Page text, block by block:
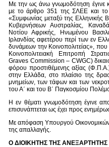
Με την ως άνω γνωμοδότηση έγινε
με το άρθρο 351 της ΣΛΕΕ και
«Συμφωνίας μεταξύ της Ελληνικής
Κυβερνήσεων Αυστραλίας,
Νοτίου Αφρικής, Ηνωμένου
Ιρλανδίας αφετέρου περί των εν
δυνάμεων την Κοινοπολιτείας»,
Κοινοπολιτειακή Επιτροπή
Graves Commission – CWGC)
φόρου προστιθέμενης αξίας
στην Ελλάδα, στο πλαίσιο της
μνημείων, των τάφων και των
του Α΄ και του Β΄ Παγκοσμίου
Η εν θέματι γνωμοδότηση έγινε
επισυνάπτεται ως έχει προς
Με απόφαση Υπουργού Οικονομικών
της απαλλαγής.
Ο ΔΙΟΙΚΗΤΗΣ ΤΗΣ ΑΝΕΞΑΡΤΗΤΗΣ